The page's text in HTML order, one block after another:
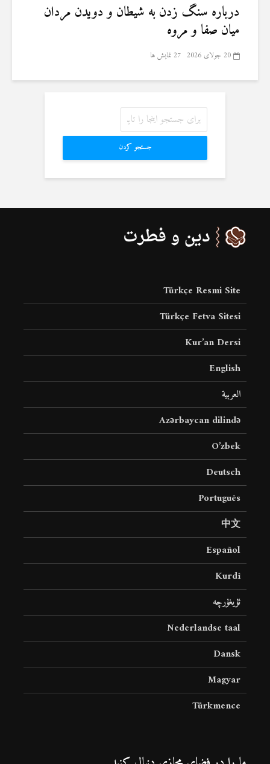
درباره سنگ زدن به شیطان و دویدن مردان
میان صفا و مروه
20 جولای 2026 27 نمایش ها
جستجو کردن
Türkçe Resmi Site
Türkçe Fetva Sitesi
Kur’an Dersi
English
العربية
Azərbaycan dilində
O’zbek
Deutsch
Português
中文
Español
Kurdî
ئۇيغۇرچە
Nederlandse taal
Dansk
Magyar
Türkmence